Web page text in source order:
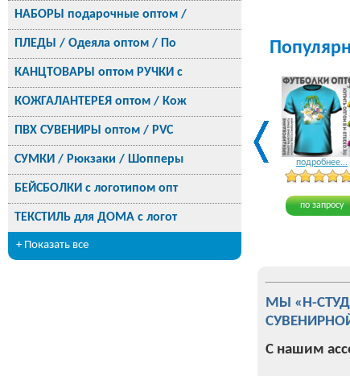
НАБОРЫ подарочные оптом /
ПЛЕДЫ / Одеяла оптом / По
КАНЦТОВАРЫ оптом РУЧКИ с
КОЖГАЛАНТЕРЕЯ оптом / Кож
ПВХ СУВЕНИРЫ оптом / PVC
СУМКИ / Рюкзаки / Шопперы
БЕЙСБОЛКИ с логотипом опт
ТЕКСТИЛЬ для ДОМА с логот
+ Показать все
подробнее...
по запросу
МЫ «Н-
С нашим